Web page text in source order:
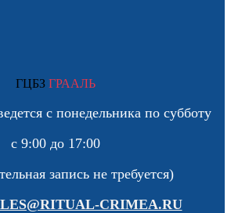
ГЦБЗ ГРААЛЬ
с понедельника по субботу
с 9:00 до 17:00
запись не требуется)
CRIMEA.RU